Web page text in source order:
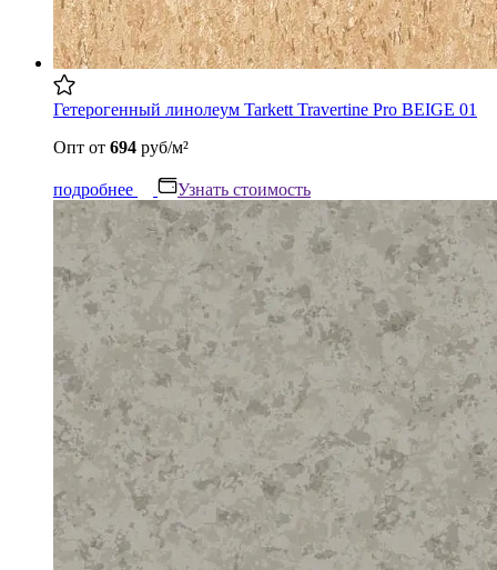
Гетерогенный линолеум Tarkett Travertine Pro BEIGE 01
Опт от 694 руб/м²
подробнее Узнать стоимость